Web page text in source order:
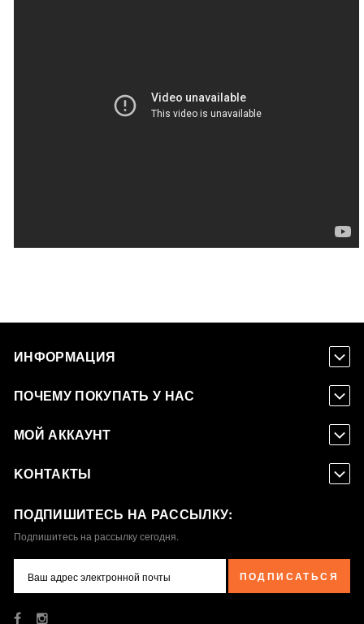
ИНФОРМАЦИЯ
ПОЧЕМУ ПОКУПАТЬ У НАС
МОЙ АККАУНТ
KОНТАКТЫ
ПОДПИШИТЕСЬ НА РАССЫЛКУ:
Подпишитесь на рассылку сегодня.
ПОДПИСАТЬСЯ